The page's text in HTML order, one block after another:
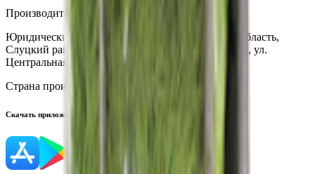
Производитель:
ЧТУП «Пупкевич»
Юридический адрес:
223617, Беларусь, Минская область,
Слуцкий район, Козловичский с/с, д. Огородники, ул.
Центральная, 28
Страна производства:
Республика Беларусь
Скачать приложение